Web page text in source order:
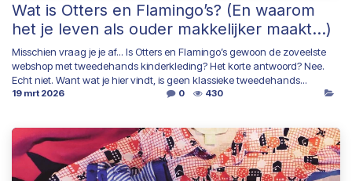
Wat is Otters en Flamingo’s? (En waarom
het je leven als ouder makkelijker maakt...)
Misschien vraag je je af... Is Otters en Flamingo’s gewoon de zoveelste
webshop met tweedehands kinderkleding? Het korte antwoord? Nee.
Echt niet. Want wat je hier vindt, is geen klassieke tweedehands...
19 mrt 2026 0 430